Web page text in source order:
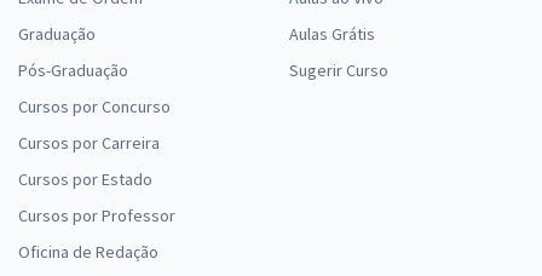
Graduação
Pós-Graduação
Cursos por Concurso
Cursos por Carreira
Cursos por Estado
Cursos por Professor
Oficina de Redação
Aulas Grátis
Sugerir Curso